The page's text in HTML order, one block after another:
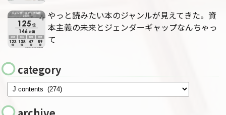
やっと読みたい本のジャンルが見えてきた。資
本主義の未来とジェンダーギャップなんちゃっ
て
category